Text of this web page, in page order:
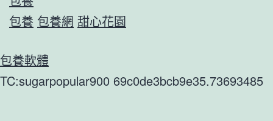
包養 包養網 甜心花園
包養軟體
TC:sugarpopular900 69c0de3bcb9e35.73693485